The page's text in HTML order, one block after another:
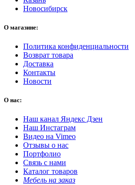
Новосибирск
О магазине:
Политика конфиденциальности
Возврат товара
Доставка
Контакты
Новости
О нас:
Наш канал Яндекс Дзен
Наш Инстаграм
Видео на Vimeo
Отзывы о нас
Портфолио
Связь с нами
Каталог товаров
Мебель на заказ